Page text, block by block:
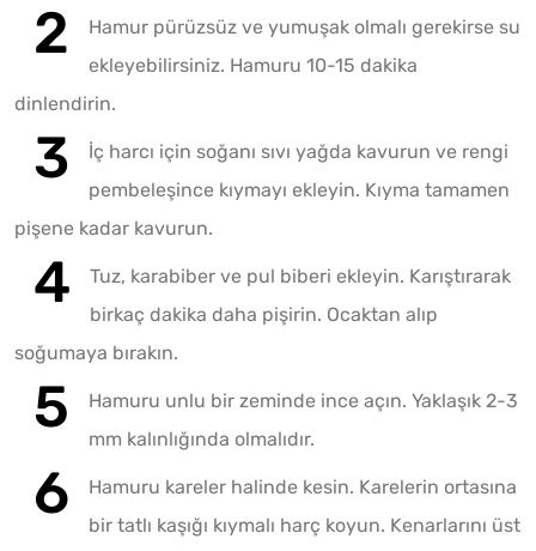
Hamur pürüzsüz ve yumuşak olmalı gerekirse su
ekleyebilirsiniz. Hamuru 10-15 dakika
dinlendirin.
İç harcı için soğanı sıvı yağda kavurun ve rengi
pembeleşince kıymayı ekleyin. Kıyma tamamen
pişene kadar kavurun.
Tuz, karabiber ve pul biberi ekleyin. Karıştırarak
birkaç dakika daha pişirin. Ocaktan alıp
soğumaya bırakın.
Hamuru unlu bir zeminde ince açın. Yaklaşık 2-3
mm kalınlığında olmalıdır.
Hamuru kareler halinde kesin. Karelerin ortasına
bir tatlı kaşığı kıymalı harç koyun. Kenarlarını üst